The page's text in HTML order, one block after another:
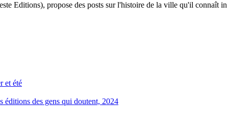
Editions), propose des posts sur l'histoire de la ville qu'il connaît
et été
des gens qui doutent, 2024